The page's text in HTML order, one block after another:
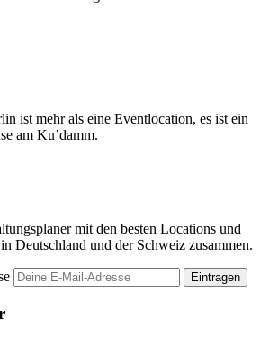
ist mehr als eine Eventlocation, es ist ein
am Ku’damm.
mit den besten Locations und
Deutschland und der Schweiz zusammen.
Eintragen